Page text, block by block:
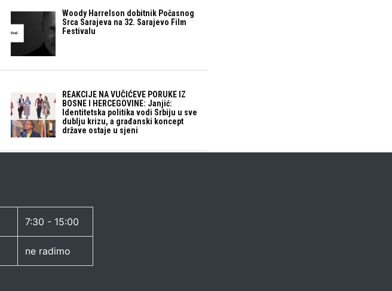
Woody Harrelson dobitnik Počasnog
Srca Sarajeva na 32. Sarajevo Film
Festivalu
REAKCIJE NA VUČIĆEVE PORUKE IZ
BOSNE I HERCEGOVINE: Janjić:
Identitetska politika vodi Srbiju u sve
dublju krizu, a građanski koncept
države ostaje u sjeni
7:30 - 15:00
ne radimo